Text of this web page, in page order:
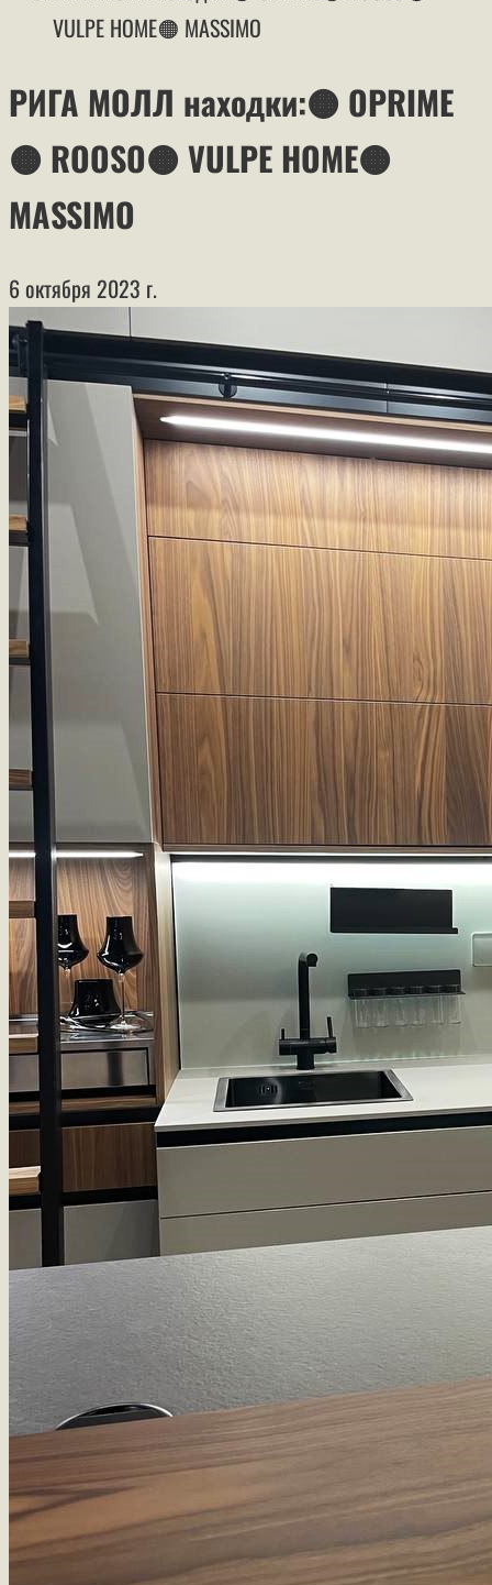
VULPE HOME🟠 MASSIMO
РИГА МОЛЛ находки:🟠 OPRIME
🟠 ROOSO🟠 VULPE HOME🟠
MASSIMO
6 октября 2023 г.